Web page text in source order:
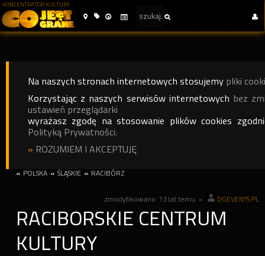
KONCENTRATOR KULTURY
Na naszych stronach internetowych stosujemy pliki
Korzystając z naszych serwisów internetowych bez
ustawień przeglądarki
wyrażasz zgodę na stosowanie plików cookies
Polityką Prywatności.
» ROZUMIEM I AKCEPTUJĘ
« POLSKA « ŚLĄSKIE « RACIBÓRZ
zmodyfikowano 13 lat temu » DGEVENTS.PL
RACIBORSKIE CENTRUM
KULTURY